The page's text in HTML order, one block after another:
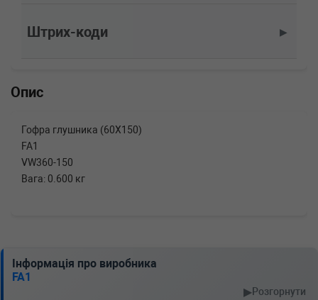
Штрих-коди ▶
Опис
Гофра глушника (60X150)
FA1
VW360-150
Вага: 0.600 кг
Інформація про виробника
FA1
▶Розгорнути